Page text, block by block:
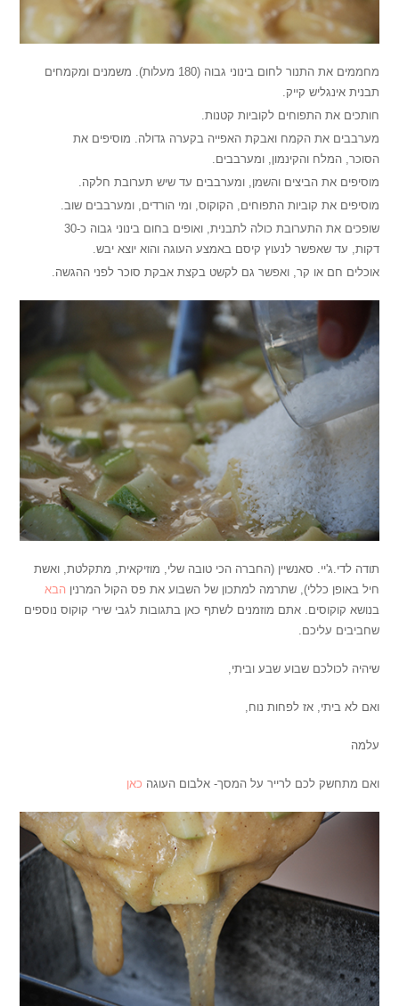
מחממים את התנור לחום בינוני גבוה (180 מעלות). משמנים ומקמחים
תבנית אינגליש קייק.
חותכים את התפוחים לקוביות קטנות.
מערבבים את הקמח ואבקת האפייה בקערה גדולה. מוסיפים את
הסוכר, המלח והקינמון, ומערבבים.
מוסיפים את הביצים והשמן, ומערבבים עד שיש תערובת חלקה.
מוסיפים את קוביות התפוחים, הקוקוס, ומי הורדים, ומערבבים שוב.
שופכים את התערובת כולה לתבנית, ואופים בחום בינוני גבוה כ-30
דקות, עד שאפשר לנעוץ קיסם באמצע העוגה והוא יוצא יבש.
אוכלים חם או קר, ואפשר גם לקשט בקצת אבקת סוכר לפני ההגשה.
תודה לדי.ג'יי. סאנשיין (החברה הכי טובה שלי, מוזיקאית, מתקלטת, ואשת
חיל באופן כללי), שתרמה למתכון של השבוע את פס הקול המרניןהבא
בנושא קוקוסים. אתם מוזמנים לשתף כאן בתגובות לגבי שירי קוקוס נוספים
שחביבים עליכם.
שיהיה לכולכם שבוע שבע וביתי,
ואם לא ביתי, אז לפחות נוח,
עלמה
ואם מתחשק לכם לרייר על המסך- אלבום העוגה כאן